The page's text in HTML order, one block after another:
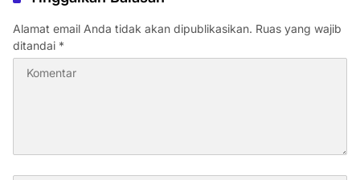
Alamat email Anda tidak akan dipublikasikan. Ruas yang wajib
ditandai *